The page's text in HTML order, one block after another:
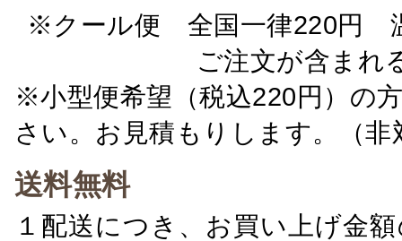
※クール便 全国一律220円
ご注文が含ま
※小型便希望（税込220円）の
さい。お見積もりします。（非
送料無料
１配送につき、お買い上げ金